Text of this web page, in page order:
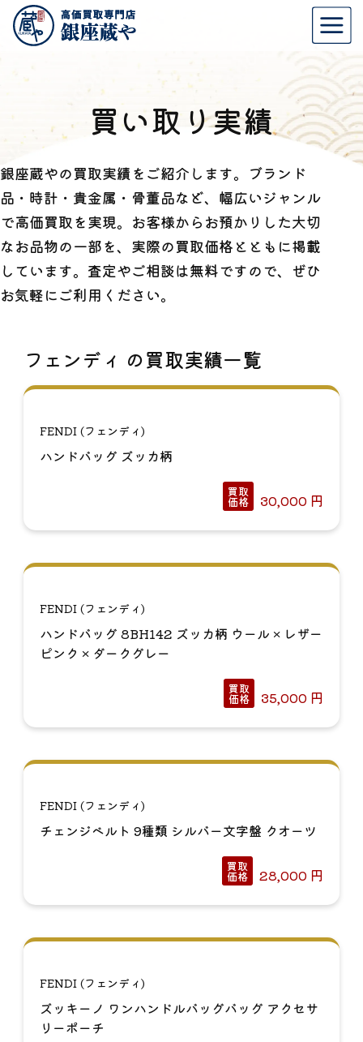
買い取り実績
銀座蔵やの買取実績をご紹介します。ブランド
品・時計・貴金属・骨董品など、幅広いジャンル
で高価買取を実現。お客様からお預かりした大切
なお品物の一部を、実際の買取価格とともに掲載
しています。査定やご相談は無料ですので、ぜひ
お気軽にご利用ください。
フェンディ の買取実績一覧
FENDI (フェンディ)
ハンドバッグ ズッカ柄
買取
価格 30,000 円
FENDI (フェンディ)
ハンドバッグ 8BH142 ズッカ柄 ウール × レザー
ピンク × ダークグレー
買取
価格 35,000 円
FENDI (フェンディ)
チェンジベルト 9種類 シルバー文字盤 クオーツ
買取
価格 28,000 円
FENDI (フェンディ)
ズッキーノ ワンハンドルバッグバッグ アクセサ
リーポーチ